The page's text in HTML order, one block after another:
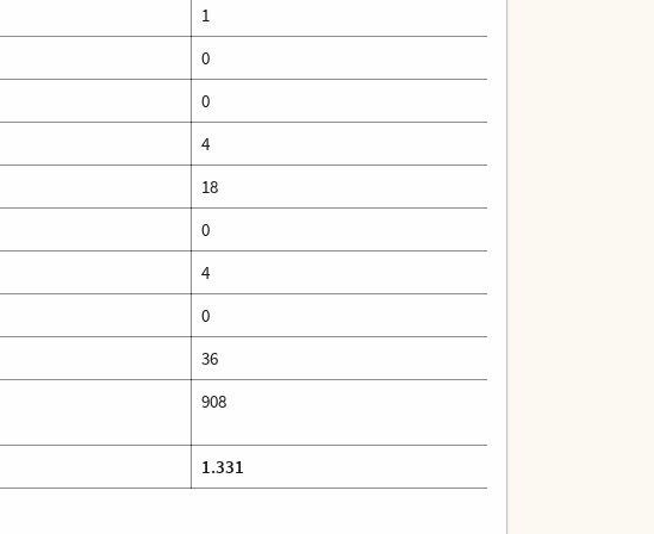
1
0
0
4
18
0
4
0
36
908
1.331